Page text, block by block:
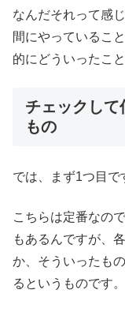
なんだそれって感
間にやっているこ
的にどういったこ
チェックして
もの
では、まず1つ目で
こちらは定番なの
もあるんですが、
か、そういったも
るというものです。